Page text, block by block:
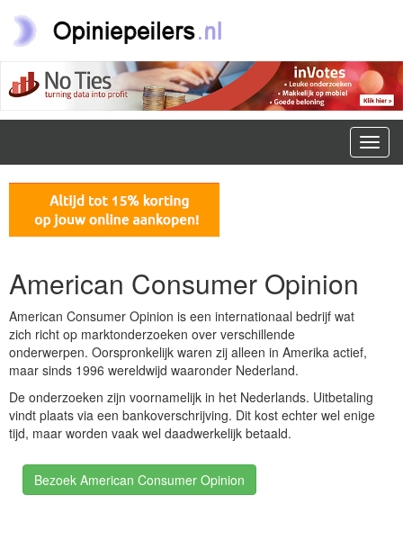
American Consumer Opinion
American Consumer Opinion is een internationaal bedrijf wat
zich richt op marktonderzoeken over verschillende
onderwerpen. Oorspronkelijk waren zij alleen in Amerika actief,
maar sinds 1996 wereldwijd waaronder Nederland.
De onderzoeken zijn voornamelijk in het Nederlands. Uitbetaling
vindt plaats via een bankoverschrijving. Dit kost echter wel enige
tijd, maar worden vaak wel daadwerkelijk betaald.
Bezoek American Consumer Opinion